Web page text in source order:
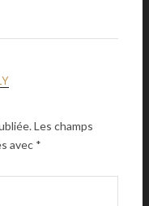
Les champs
avec *